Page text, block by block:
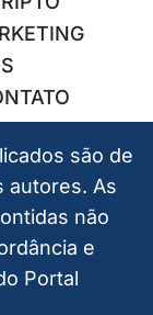
são de
autores. As
não
e
Portal